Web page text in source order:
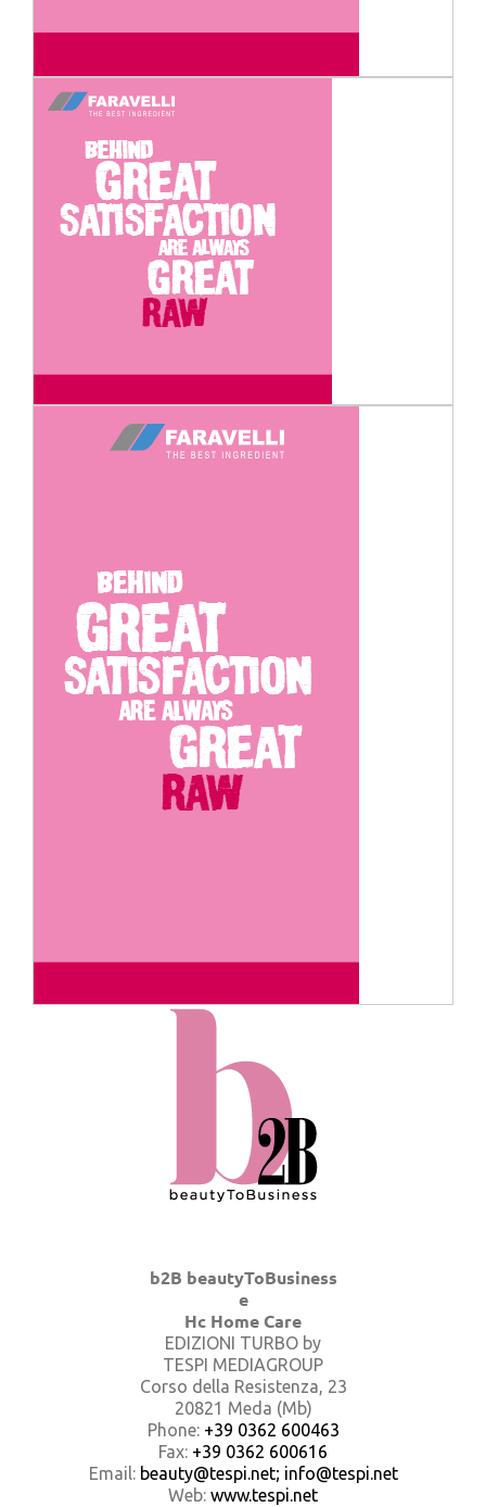
b2B beautyToBusiness
e
Hc Home Care
EDIZIONI TURBO by
TESPI MEDIAGROUP
Corso della Resistenza, 23
20821 Meda (Mb)
Phone: +39 0362 600463
Fax: +39 0362 600616
Email: beauty@tespi.net; info@tespi.net
Web: www.tespi.net